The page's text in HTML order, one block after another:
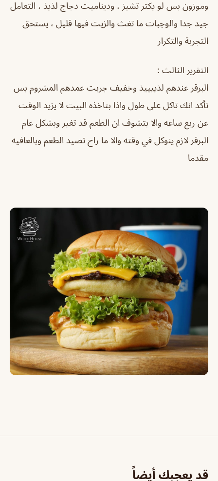
وموزون بس لو يكثر تشيز ، وديناميت دجاج لذيذ ، التعامل
جيد جدا والوجبات ما تغث والزيت فيها قليل ، يستحق
التجربة والتكرار
التقرير الثالث :
البرقر عندهم لذييييذ وخفيف جربت عمدهم المشروم بس
تأكد انك تاكل على طول واذا بتاخذه البيت لا يزيد الوقت
عن ربع ساعه والا بتشوف ان الطعم قد تغير وبشكل عام
البرقر لازم ينوكل في وقته والا ما راح تصيد الطعم وبالعافيه
مقدما
قد يعجبك أيضاً